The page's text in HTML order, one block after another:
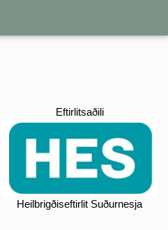
Eftirlitsaðili
Heilbrigðiseftirlit Suðurnesja